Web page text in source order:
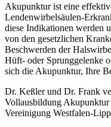
Akupunktur ist eine
Lendenwirbelsäulen-
diese Indikationen werden
von den gesetzlichen
Beschwerden der
Hüft- oder Sprunggelenke
sich die Akupunktur, Ihre
Dr. Keßler und Dr. Frank
Vollausbildung Akupunktur
Vereinigung Westfalen-